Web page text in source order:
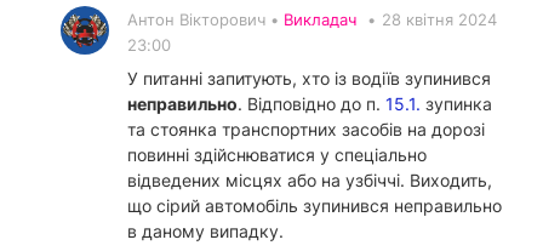
Антон Вікторович • Викладач • 28 квітня 2024
23:00
У питанні запитують, хто із водіїв зупинився
неправильно. Відповідно до п. 15.1. зупинка
та стоянка транспортних засобів на дорозі
повинні здійснюватися у спеціально
відведених місцях або на узбіччі. Виходить,
що сірий автомобіль зупинився неправильно
в даному випадку.